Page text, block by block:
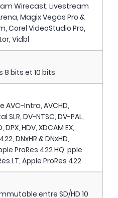
Wirecast, Livestream
Magix Vegas Pro &
Corel VideoStudio Pro,
Vidbl
8 bits et 10 bits
Intra, AVCHD,
SLR, DV-NTSC, DV-PAL,
DPX, HDV, XDCAM EX,
DNxHR & DNxHD,
ProRes 422 HQ, pple
LT, Apple ProRes 422
entre SD/HD 10